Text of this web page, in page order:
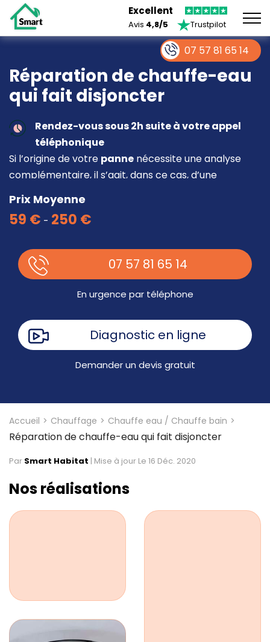
Excellent
Avis 4,8/5 Trustpilot
Réparation de chauffe-eau
qui fait disjoncter
Rendez-vous sous 2h suite à votre appel
téléphonique
Si l’origine de votre panne nécessite une analyse
complémentaire, il s’agit, dans ce cas, d’une
intervention à part entière demandant un devis sur
place.
Prix Moyenne
59 € - 250 €
07 57 81 65 14
En urgence par téléphone
Diagnostic en ligne
Demander un devis gratuit
Accueil Chauffage Chauffe eau / Chauffe bain
Réparation de chauffe-eau qui fait disjoncter
Par Smart Habitat | Mise à jour Le 16 Déc. 2020
Nos réalisations
07 57 81 65 14